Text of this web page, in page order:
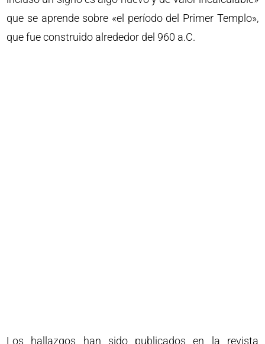
que se aprende sobre «el período del Primer Templo»,
que fue construido alrededor del 960 a.C.
Los hallazgos han sido publicados en la revista